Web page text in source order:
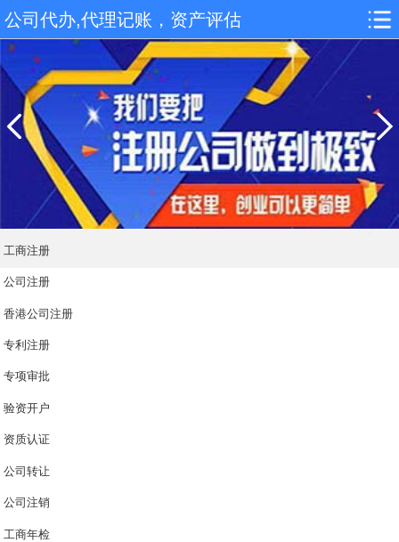
公司代办,代理记账，资产评估
工商注册
公司注册
香港公司注册
专利注册
专项审批
验资开户
资质认证
公司转让
公司注销
工商年检